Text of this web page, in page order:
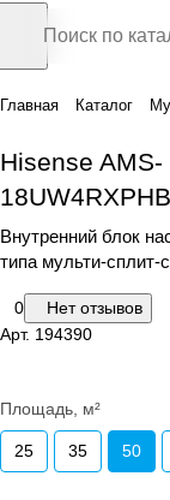
Главная Каталог
Hisense AMS-
Внутренний блок
типа мульти-сплит-
0
Нет отзывов
Арт. 194390
Площадь, м²
25 35 50